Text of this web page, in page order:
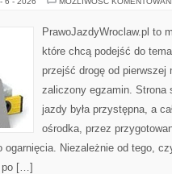
PrawoJazdyWroclaw.pl to
które chcą podejść do
przejść drogę od pierwszej
zaliczony egzamin. Strona
jazdy była przystępna, a
ośrodka, przez
ogarnięcia. Niezależnie od tego,
po […]